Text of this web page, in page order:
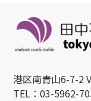
港区南青山6-7-
TEL：03-5962-